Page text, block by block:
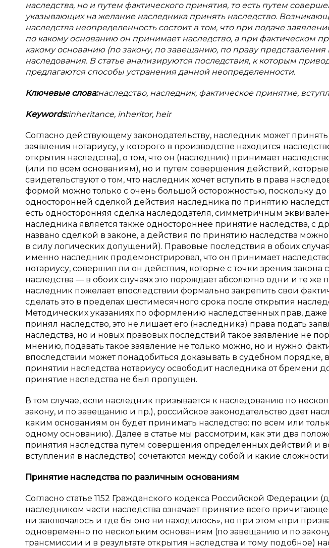
наследства, но и путем фактического принятия, то есть путем
указывающих на желание наследника принять наследство.
наследства неопределенность состоит в том, что при подаче
по какому основанию он принимает наследство, а при фактическом
какому основанию (по закону, по завещанию, по праву представления
наследования. В статье анализируются последствия, к которым
предлагаются способы устранения данной неопределенности.
Ключевые слова:наследство, наследник, фактическое принятие,
Keywords:inheritance, inheritor, heir
Согласно действующему законодательству, наследник может
заявления нотариусу, у которого в производстве находится
открытия наследства), о том, что он (наследник) принимает
(или по всем основаниям), но и путем совершения действий,
свидетельствуют о том, что наследник хочет вступить в права
формой можно только с очень большой осторожностью, поскольку до
односторонней сделкой действия наследника по принятию
есть односторонняя сделка наследодателя, симметричным
наследника является также одностороннее принятие наследства, с
названо сделкой в законе, а действия по принятию наследства
в силу логических допущений). Правовые последствия в обоих
именно наследник продемонстрировал, что он принимает
нотариусу, совершил ли он действия, которые с точки зрения
наследства — в обоих случаях это порождает абсолютно одни и те же
наследник пожелает впоследствии формально закрепить свои
сделать это в пределах шестимесячного срока после открытия
Методических указаниях по оформлению наследственных прав,
принял наследство, это не лишает его (наследника) права подать
наследства, но и новых правовых последствий такое заявление не
мнению, подавать такое заявление не только можно, но и нужно:
впоследствии может понадобиться доказывать в судебном порядке,
принятии наследства нотариусу освободит наследника от бремени
принятие наследства не был пропущен.
В том случае, если наследник призывается к наследованию по
закону, и по завещанию и пр.), российское законодательство дает
каким основаниям он будет принимать наследство: по всем или
одному основанию). Далее в статье мы рассмотрим, как эти два
принятия наследства путем совершения определенных действий и
вступления в наследство) сочетаются между собой и какие
Принятие наследства по различным основаниям
Согласно статье 1152 Гражданского кодекса Российской Федерации
наследником части наследства означает принятие всего
ни заключалось и где бы оно ни находилось», но при этом «при
одновременно по нескольким основаниям (по завещанию и по
трансмиссии и в результате открытия наследства и тому подобное)